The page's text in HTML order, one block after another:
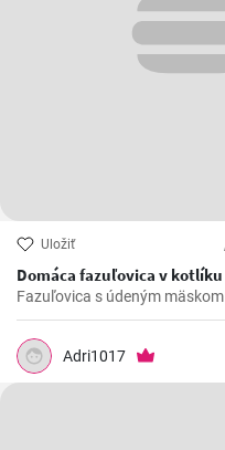
Uložiť
Domáca fazuľovica v kotlíku
Fazuľovica s údeným mäskom
Adri1017